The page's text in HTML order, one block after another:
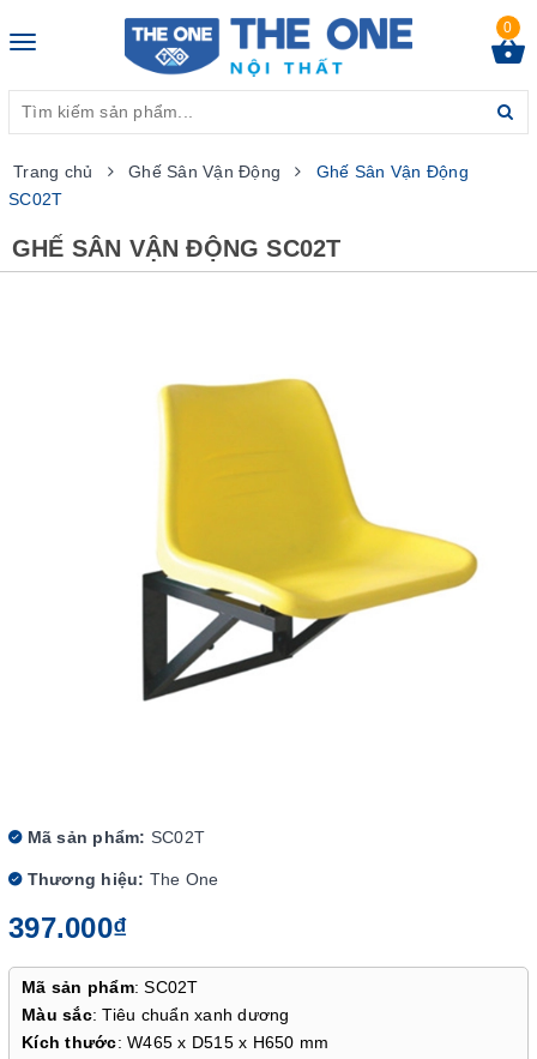
Toggle
0
Trang chủ Ghế Sân Vận Động
Ghế Sân Vận Động
SC02T
GHẾ SÂN VẬN ĐỘNG SC02T
Mã sản phẩm: SC02T
Thương hiệu: The One
397.000₫
Mã sản phẩm: SC02T
Màu sắc: Tiêu chuẩn xanh dương
Kích thước: W465 x D515 x H650 mm